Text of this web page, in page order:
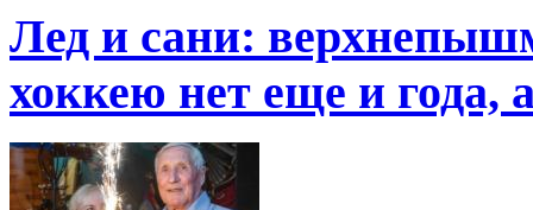
Лед и сани:
хоккею нет еще и года,